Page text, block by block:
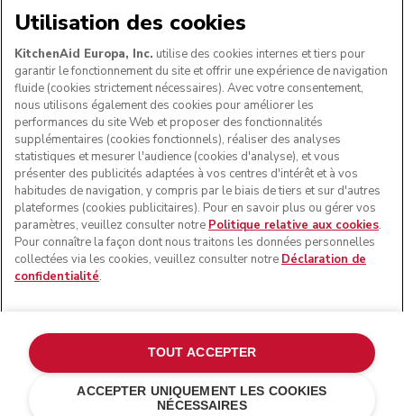
NOUS ACCEPTONS
SUIVEZ-NOUS
forme du robot pâtissier multifonction sont des marques
commerciales aux États-Unis et ailleurs.
Gérer mes cookies
Politique de confidentialité
Politique en matière de cookies
Utilisation des cookies
KitchenAid Europa, Inc. utilise des cookies internes et tiers pour
garantir le fonctionnement du site et offrir une expérience de navigation
fluide (cookies strictement nécessaires). Avec votre consentement,
nous utilisons également des cookies pour améliorer les
performances du site Web et proposer des fonctionnalités
supplémentaires (cookies fonctionnels), réaliser des analyses
statistiques et mesurer l'audience (cookies d'analyse), et vous
présenter des publicités adaptées à vos centres d'intérêt et à vos
habitudes de navigation, y compris par le biais de tiers et sur d'autres
plateformes (cookies publicitaires). Pour en savoir plus ou gérer vos
paramètres, veuillez consulter notre Politique relative aux cookies.
Pour connaître la façon dont nous traitons les données personnelles
collectées via les cookies, veuillez consulter notre Déclaration de
confidentialité.
ACCEPTER UNIQUEMENT LES COOKIES
NÉCESSAIRES
TOUT ACCEPTER